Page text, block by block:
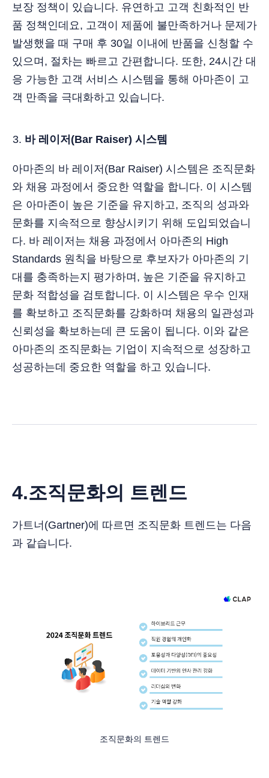
보장 정책이 있습니다. 유연하고 고객 친화적인 반
품 정책인데요, 고객이 제품에 불만족하거나 문제가
발생했을 때 구매 후 30일 이내에 반품을 신청할 수
있으며, 절차는 빠르고 간편합니다. 또한, 24시간 대
응 가능한 고객 서비스 시스템을 통해 아마존이 고
객 만족을 극대화하고 있습니다.
바 레이저(Bar Raiser) 시스템
아마존의 바 레이저(Bar Raiser) 시스템은 조직문화
와 채용 과정에서 중요한 역할을 합니다. 이 시스템
은 아마존이 높은 기준을 유지하고, 조직의 성과와
문화를 지속적으로 향상시키기 위해 도입되었습니
다. 바 레이저는 채용 과정에서 아마존의 High
Standards 원칙을 바탕으로 후보자가 아마존의 기
대를 충족하는지 평가하며, 높은 기준을 유지하고
문화 적합성을 검토합니다. 이 시스템은 우수 인재
를 확보하고 조직문화를 강화하며 채용의 일관성과
신뢰성을 확보하는데 큰 도움이 됩니다. 이와 같은
아마존의 조직문화는 기업이 지속적으로 성장하고
성공하는데 중요한 역할을 하고 있습니다.
4.조직문화의 트렌드
가트너(Gartner)에 따르면 조직문화 트렌드는 다음
과 같습니다.
조직문화의 트렌드